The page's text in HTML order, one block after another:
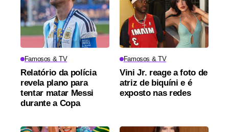
Famosos & TV
Relatório da polícia
revela plano para
tentar matar Messi
durante a Copa
Famosos & TV
Vini Jr. reage a foto de
atriz de biquíni e é
exposto nas redes